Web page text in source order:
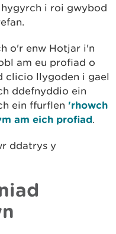
i roi gwybod
o'r enw Hotjar i'n
am eu profiad o
clicio llygoden i gael
ddefnyddio ein
ein ffurflen 'rhowch
am eich profiad.
ddatrys y